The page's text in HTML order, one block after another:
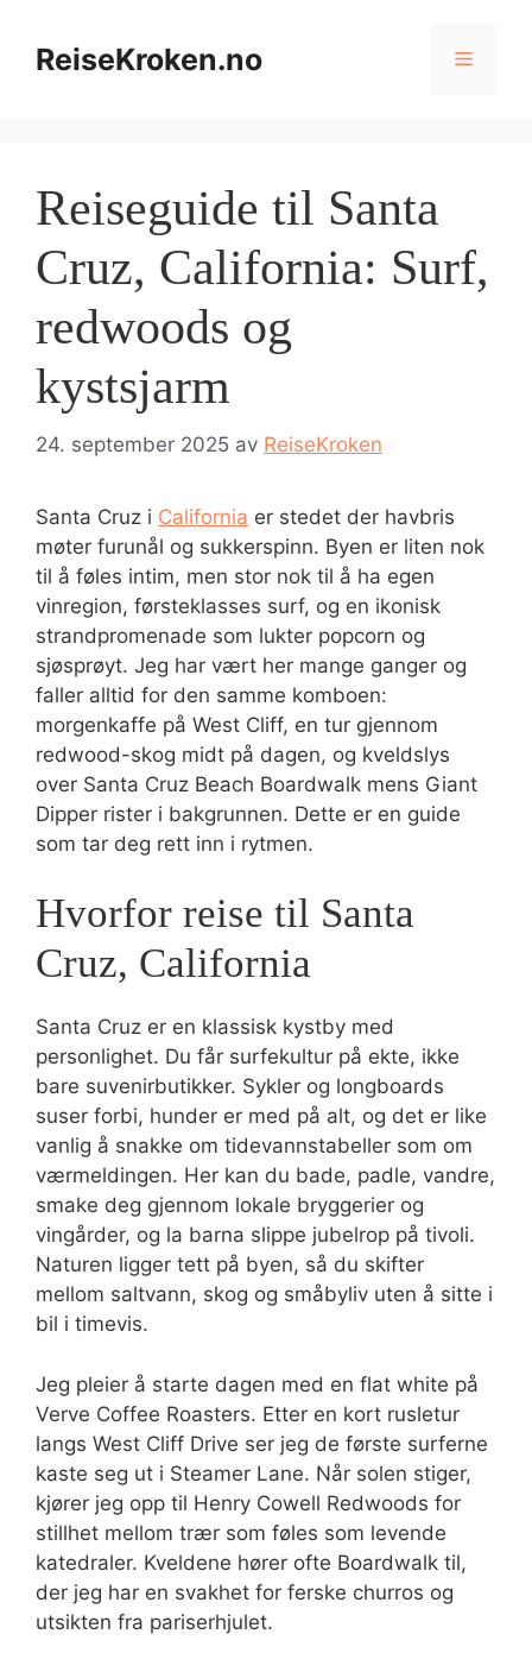
innholdReiseKroken.no Meny
Reiseguide til Santa
Cruz, California: Surf,
redwoods og
kystsjarm
24. september 2025 av ReiseKroken
Santa Cruz i California er stedet der havbris
møter furunål og sukkerspinn. Byen er liten nok
til å føles intim, men stor nok til å ha egen
vinregion, førsteklasses surf, og en ikonisk
strandpromenade som lukter popcorn og
sjøsprøyt. Jeg har vært her mange ganger og
faller alltid for den samme komboen:
morgenkaffe på West Cliff, en tur gjennom
redwood-skog midt på dagen, og kveldslys
over Santa Cruz Beach Boardwalk mens Giant
Dipper rister i bakgrunnen. Dette er en guide
som tar deg rett inn i rytmen.
Hvorfor reise til Santa
Cruz, California
Santa Cruz er en klassisk kystby med
personlighet. Du får surfekultur på ekte, ikke
bare suvenirbutikker. Sykler og longboards
suser forbi, hunder er med på alt, og det er like
vanlig å snakke om tidevannstabeller som om
værmeldingen. Her kan du bade, padle, vandre,
smake deg gjennom lokale bryggerier og
vingårder, og la barna slippe jubelrop på tivoli.
Naturen ligger tett på byen, så du skifter
mellom saltvann, skog og småbyliv uten å sitte i
bil i timevis.
Jeg pleier å starte dagen med en flat white på
Verve Coffee Roasters. Etter en kort rusletur
langs West Cliff Drive ser jeg de første surferne
kaste seg ut i Steamer Lane. Når solen stiger,
kjører jeg opp til Henry Cowell Redwoods for
stillhet mellom trær som føles som levende
katedraler. Kveldene hører ofte Boardwalk til,
der jeg har en svakhet for ferske churros og
utsikten fra pariserhjulet.